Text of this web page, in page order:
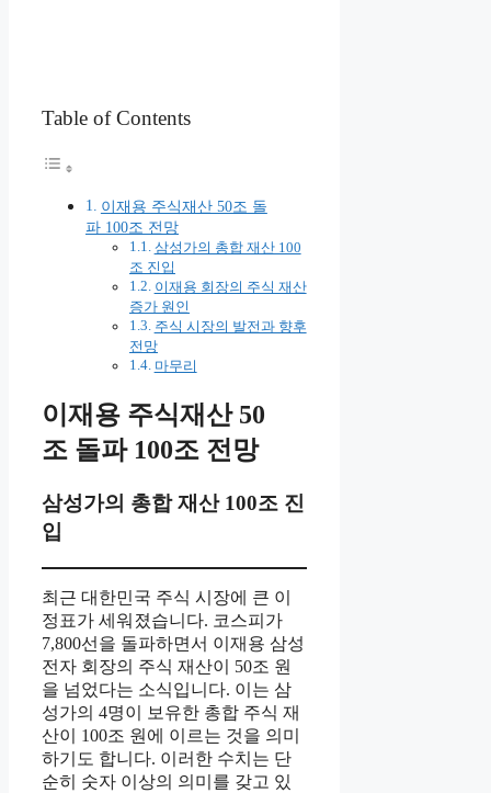
Table of Contents
이재용 주식재산 50조 돌
파 100조 전망
삼성가의 총합 재산 100
조 진입
이재용 회장의 주식 재산
증가 원인
주식 시장의 발전과 향후
전망
마무리
이재용 주식재산 50
조 돌파 100조 전망
삼성가의 총합 재산 100조 진
입
최근 대한민국 주식 시장에 큰 이
정표가 세워졌습니다. 코스피가
7,800선을 돌파하면서 이재용 삼성
전자 회장의 주식 재산이 50조 원
을 넘었다는 소식입니다. 이는 삼
성가의 4명이 보유한 총합 주식 재
산이 100조 원에 이르는 것을 의미
하기도 합니다. 이러한 수치는 단
순히 숫자 이상의 의미를 갖고 있